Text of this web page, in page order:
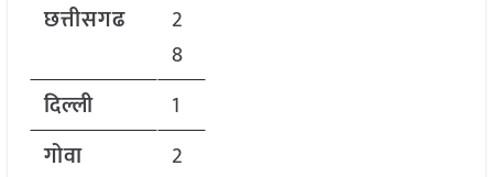
छत्तीसगढ
2
8
दिल्ली
1
गोवा
2